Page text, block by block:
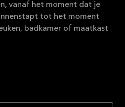
vanaf het moment dat je
tot het moment
badkamer of maatkast